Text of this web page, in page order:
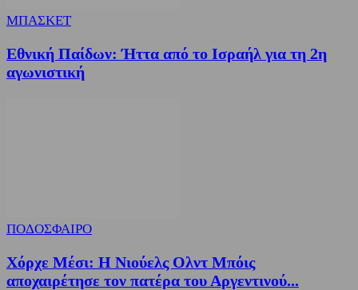
ΜΠΑΣΚΕΤ
Εθνική Παίδων: Ήττα από το Ισραήλ για τη 2η
αγωνιστική
ΠΟΔΟΣΦΑΙΡΟ
Χόρχε Μέσι: Η Νιούελς Ολντ Μπόις
αποχαιρέτησε τον πατέρα του Αργεντινού...